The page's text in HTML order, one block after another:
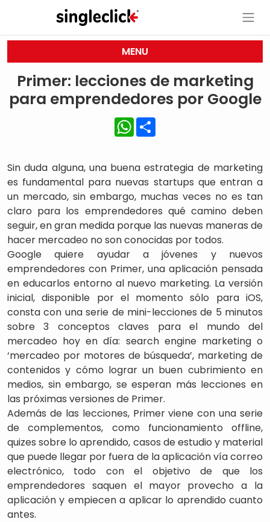
MENU
Primer: lecciones de marketing
para emprendedores por Google
WhatsApp
Sin duda alguna, una buena estrategia de marketing
es fundamental para nuevas startups que entran a
un mercado, sin embargo, muchas veces no es tan
claro para los emprendedores qué camino deben
seguir, en gran medida porque las nuevas maneras de
hacer mercadeo no son conocidas por todos.
Google quiere ayudar a jóvenes y nuevos
emprendedores con Primer, una aplicación pensada
en educarlos entorno al nuevo marketing. La versión
inicial, disponible por el momento sólo para iOS,
consta con una serie de mini-lecciones de 5 minutos
sobre 3 conceptos claves para el mundo del
mercadeo hoy en día: search engine marketing o
‘mercadeo por motores de búsqueda’, marketing de
contenidos y cómo lograr un buen cubrimiento en
medios, sin embargo, se esperan más lecciones en
las próximas versiones de Primer.
Además de las lecciones, Primer viene con una serie
de complementos, como funcionamiento offline,
quizes sobre lo aprendido, casos de estudio y material
que puede llegar por fuera de la aplicación vía correo
electrónico, todo con el objetivo de que los
emprendedores saquen el mayor provecho a la
aplicación y empiecen a aplicar lo aprendido cuanto
antes.